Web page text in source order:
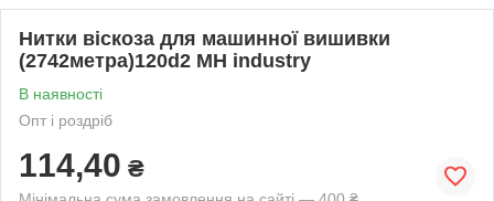
Нитки віскоза для машинної вишивки
(2742метра)120d2 MH industry
В наявності
Опт і роздріб
114,40 ₴